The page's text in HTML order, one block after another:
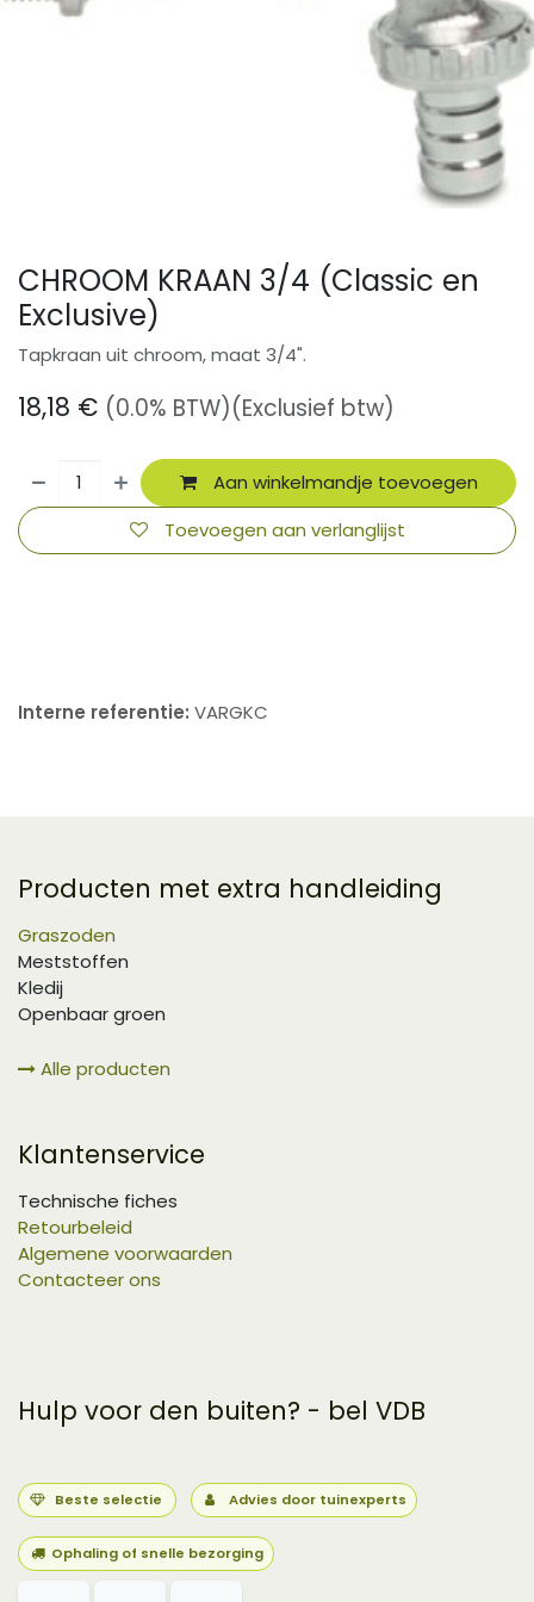
CHROOM KRAAN 3/4 (Classic en
Exclusive)
Tapkraan uit chroom, maat 3/4".
18,18 € (0.0% BTW)(Exclusief btw)
Aan winkelmandje toevoegen
Toevoegen aan verlanglijst
Interne referentie: VARGKC
Producten met extra handleiding
Graszoden
Meststoffen
Kledij
Openbaar groen
Alle producten
Klantenservice
Technische fiches
Retourbeleid
Algemene voorwaarden
Contacteer ons
Hulp voor den buiten? - bel VDB
Beste selectie Advies door tuinexperts
Ophaling of snelle bezorging